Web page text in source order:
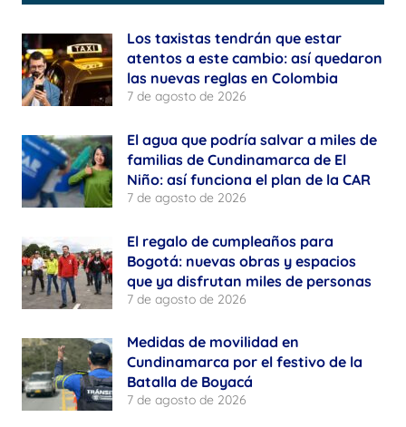
Los taxistas tendrán que estar
atentos a este cambio: así quedaron
las nuevas reglas en Colombia
7 de agosto de 2026
El agua que podría salvar a miles de
familias de Cundinamarca de El
Niño: así funciona el plan de la CAR
7 de agosto de 2026
El regalo de cumpleaños para
Bogotá: nuevas obras y espacios
que ya disfrutan miles de personas
7 de agosto de 2026
Medidas de movilidad en
Cundinamarca por el festivo de la
Batalla de Boyacá
7 de agosto de 2026